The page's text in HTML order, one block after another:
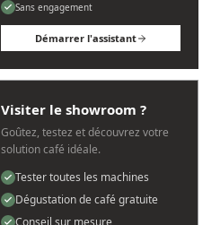
Sans engagement
Démarrer l'assistant
Visiter le showroom ?
Goûtez, testez et découvrez votre
solution café idéale.
Tester toutes les machines
Dégustation de café gratuite
Conseil sur mesure